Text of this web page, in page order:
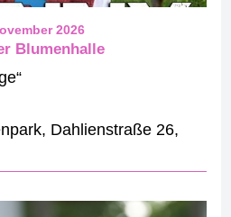
Blumenhalle
2026
, Dahlienstraße 26,